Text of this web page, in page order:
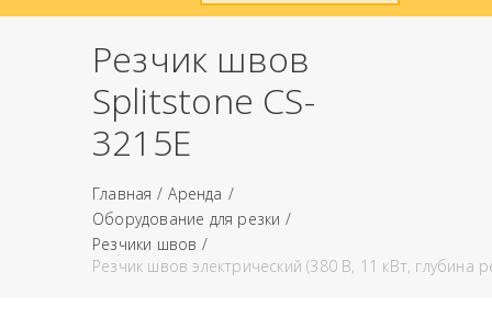
Резчик швов
Splitstone CS-
3215E
Главная
Аренда
Оборудование для резки
Резчики швов
Резчик швов электрический (380 В, 11 кВт, глубина